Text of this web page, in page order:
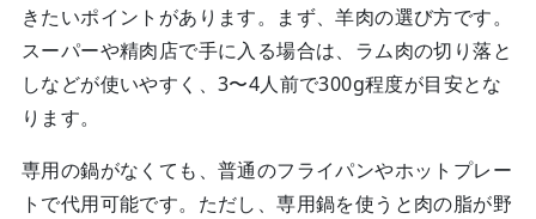
きたいポイントがあります。まず、羊肉の選び方です。
スーパーや精肉店で手に入る場合は、ラム肉の切り落と
しなどが使いやすく、3〜4人前で300g程度が目安とな
ります。
専用の鍋がなくても、普通のフライパンやホットプレー
トで代用可能です。ただし、専用鍋を使うと肉の脂が野